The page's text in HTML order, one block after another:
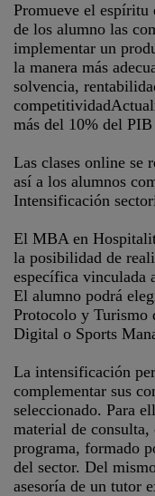
Promueve el espíritu
de los alumno las
implementar un
la manera más
solvencia,
más del 10% del
Las clases online se
así a los alumnos
Intensificación
El MBA en
la posibilidad de
específica vinculada
El alumno podrá
Protocolo y Turismo
Digital o Sports
La intensificación
complementar sus
seleccionado. Para
material de
programa, formado
del sector. Del
asesoría de un tutor